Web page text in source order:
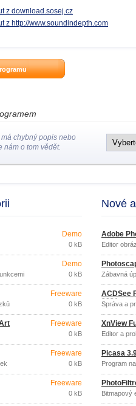
z download.sosej.cz
z http://www.soundindepth.com
chybný popis nebo
nám o tom vědět.
Demo
0 kB
Demo
0 kB
Freeware
0 kB
Freeware
0 kB
Freeware
0 kB
Freeware
0 kB
Nové
Adobe
Editor
Zábavná
ACDSee
2021
Správa a
XnView
Editor a
Picasa
Program
Bitmapový